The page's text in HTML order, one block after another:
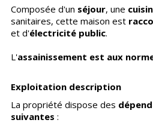
Composée d'un séjour, une
sanitaires, cette maison est
et d'électricité public.
L'assainissement est aux
Exploitation description
La propriété dispose des
suivantes :